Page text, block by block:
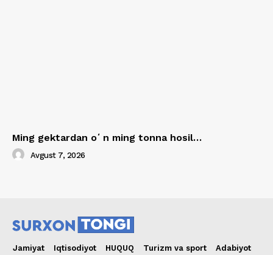
Ming gektardan oʻn ming tonna hosil…
Avgust 7, 2026
Jamiyat Iqtisodiyot HUQUQ Turizm va sport
Adabiyot